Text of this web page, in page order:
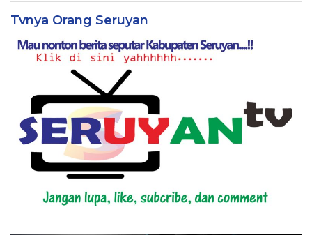
Tvnya Orang Seruyan